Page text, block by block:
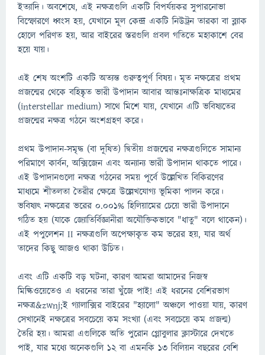
ইত্যাদি। অবশেষে, এই নক্ষত্রগুলি একটি বিপর্যয়কর সুপারনোভা
বিস্ফোরণে ধ্বংস হয়, যেখানে মূল কেন্দ্র একটি নিউট্রন তারকা বা ব্ল্যাক
হোলে পরিণত হয়, আর বাইরের স্তরগুলি প্রবল গতিতে মহাকাশে বের
হয়ে যায়।
এই শেষ অংশটি একটি অত্যন্ত গুরুত্বপূর্ণ বিষয়। মৃত নক্ষত্রের প্রথম
প্রজন্মের থেকে বহিষ্কৃত ভারী উপাদান আবার আন্তঃনাক্ষত্রিক মাধ্যমের
(interstellar medium) সাথে মিশে যায়, যেখানে এটি ভবিষ্যতের
প্রজন্মের নক্ষত্র গঠনে অংশগ্রহণ করে।
প্রথম উপাদান-সমৃদ্ধ (বা দূষিত) দ্বিতীয় প্রজন্মের নক্ষত্রগুলিতে সামান্য
পরিমাণে কার্বন, অক্সিজেন এবং অন্যান্য ভারী উপাদান থাকতে পারে।
এই উপাদানগুলো নক্ষত্র গঠনের সময় পূর্বে উল্লেখিত বিকিরণের
মাধ্যমে শীতলতা তৈরীর ক্ষেত্রে উল্লেখযোগ্য ভূমিকা পালন করে।
ভবিষ্যৎ নক্ষত্রের ভরের 0.001% হিলিয়ামের চেয়ে ভারী উপাদানে
গঠিত হয় (যাকে জ্যোতির্বিজ্ঞানীরা অযৌক্তিকভাবে "ধাতু" বলে থাকেন)।
এই পপুলেশন II নক্ষত্রগুলি অপেক্ষাকৃত কম ভরের হয়, যার অর্থ
তাদের কিছু আজও থাকা উচিত।
এবং এটি একটি বড় ঘটনা, কারণ আমরা আমাদের নিজস্ব
মিল্কিওয়েতেও এ ধরনের তারা খুঁজে পাই! এই ধরনের বেশিরভাগ
নক্ষত্র&zwnj;ই গ্যালাক্সির বাইরের "হ্যালো" অঞ্চলে পাওয়া যায়, কারণ
সেখানেই নক্ষত্রের সবচেয়ে কম সংখ্যা (এবং সবচেয়ে কম প্রজন্ম)
তৈরি হয়। আমরা এগুলিকে অতি পুরোন গ্লোবুলার ক্লাস্টারে দেখতে
পাই, যার মধ্যে অনেকগুলি 12 বা এমনকি 13 বিলিয়ন বছরের বেশি